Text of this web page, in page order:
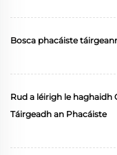
Bosca phacáiste
Rud a léirigh le haghaidh
Táirgeadh an Phacáiste